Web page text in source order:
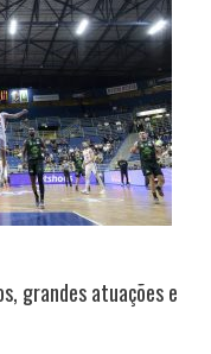
grandes atuações e